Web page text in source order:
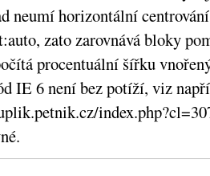
neumí horizontální
zato zarovnává bloky
procentuální šířku
IE 6 není bez potíží, viz